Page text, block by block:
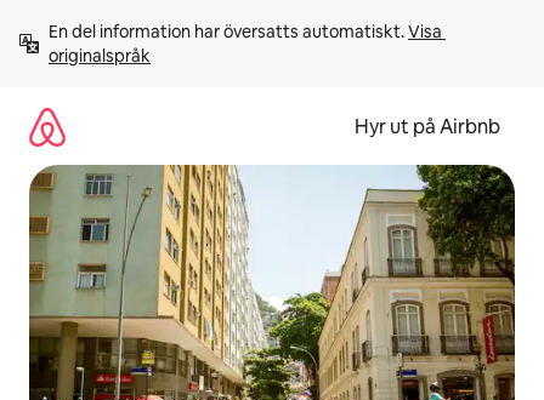
innehåll
En del information har översatts automatiskt. Visa
originalspråk
Hyr ut på Airbnb